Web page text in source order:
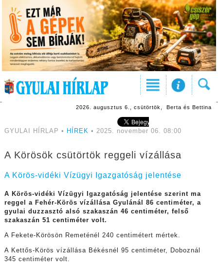
2026. augusztus 6., csütörtök, Berta és Bettina
GYULAI HÍRLAP • HÍREK • 2025. november 06. 08:00
A Körösök csütörtök reggeli vízállása
A Körös-vidéki Vízügyi Igazgatóság jelentése
A Körös-vidéki Vízügyi Igazgatóság jelentése szerint ma
reggel a Fehér-Körös vízállása Gyulánál 86 centiméter, a
gyulai duzzasztó alsó szakaszán 46 centiméter, felső
szakaszán 51 centiméter volt.
A Fekete-Körösön Remeténél 240 centimétert mértek.
A Kettős-Körös vízállása Békésnél 95 centiméter, Doboznál
345 centiméter volt.